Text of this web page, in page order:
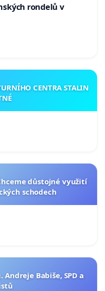
rondelů v
CENTRA STALIN
Chceme důstojné využití
schodech
Babiše, SPD a